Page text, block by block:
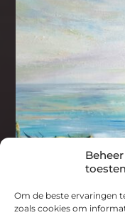
Om de beste ervaringen
zoals cookies om